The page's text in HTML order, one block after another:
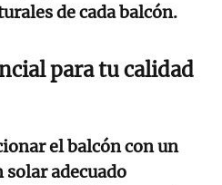
de cada balcón.
para tu calidad
el balcón con un
adecuado